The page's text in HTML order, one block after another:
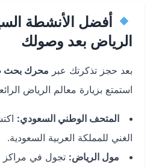
أفضل الأنشطة
الرياض بعد وصولك
بعد حجز تذكرتك عبرمحرك بحث طيران
استمتع بزيارة معالم الرياض الرائعة:
المتحف الوطني السعودي:اكتشف
الغني للمملكة العربية السعودية.
مول الرياض:تجول في مراكز التسوق